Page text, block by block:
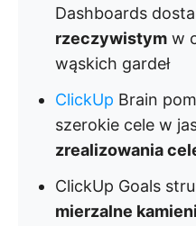
Dashboards
rzeczywistym w
wąskich gardeł
ClickUp Brain
szerokie cele w
zrealizowania
ClickUp Goals
mierzalne